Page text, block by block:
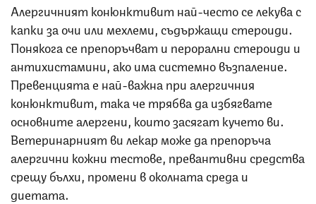
Алергичният конюнктивит най-често се лекува с
капки за очи или мехлеми, съдържащи стероиди.
Понякога се препоръчват и перорални стероиди и
антихистамини, ако има системно възпаление.
Превенцията е най-важна при алергичния
конюнктивит, така че трябва да избягвате
основните алергени, които засягат кучето ви.
Ветеринарният ви лекар може да препоръча
алергични кожни тестове, превантивни средства
срещу бълхи, промени в околната среда и
диетата.